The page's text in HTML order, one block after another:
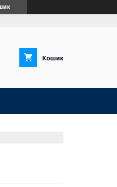
Кошик